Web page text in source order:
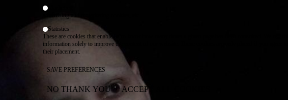
advertising and remarketing cookies, etc.
Statistics
These are cookies that enable us to know how many times a given page has been consulted. We use this
information solely to improve the content of our website. These cookies are only placed if you agree to
their placement.
SAVE PREFERENCES
NO THANK YOU ACCEPT ALL COOKIES
WITHDRAW CONSENT